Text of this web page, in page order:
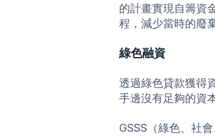
的計畫實現自籌資
程，減少當時的廢
綠色融資
透過綠色貸款獲得
手邊沒有足夠的資
GSSS（綠色、社